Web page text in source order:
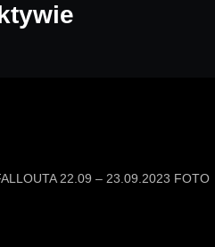
22.09 – 23.09.2023 FOTO